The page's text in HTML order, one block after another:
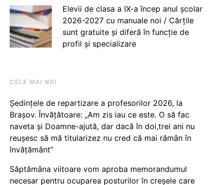
Elevii de clasa a IX-a încep anul școlar
2026-2027 cu manuale noi / Cărțile
sunt gratuite și diferă în funcție de
profil și specializare
CELE MAI NOI
Ședințele de repartizare a profesorilor 2026, la
Brașov. Învățătoare: „Am zis iau ce este. O să fac
naveta și Doamne-ajută, dar dacă în doi,trei ani nu
reușesc să mă titularizez nu cred că mai rămân în
învățământ”
Săptămâna viitoare vom aproba memorandumul
necesar pentru ocuparea posturilor în creșele care